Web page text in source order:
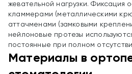
жевательной нагрузки. Фиксация
кламмерами (металлическими
аттачменами (замковыми
нейлоновые протезы
постоянные при полном
Материалы в